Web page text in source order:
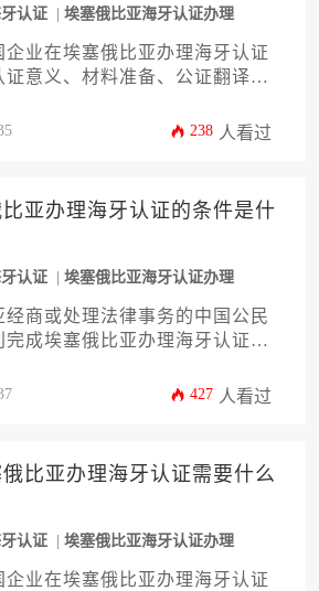
认证 埃塞俄比亚海牙认证办理
业在埃塞俄比亚办理海牙认证
意义、材料准备、公证翻译、
后续应用等关键环节，为企业提
238 人看过
亚办理海牙认证的条件是什
认证 埃塞俄比亚海牙认证办理
经商或处理法律事务的中国公民
成埃塞俄比亚办理海牙认证是
步。本文将系统性地阐述办理的
项重要法律程序。
427 人看过
比亚办理海牙认证需要什么
认证 埃塞俄比亚海牙认证办理
业在埃塞俄比亚办理海牙认证